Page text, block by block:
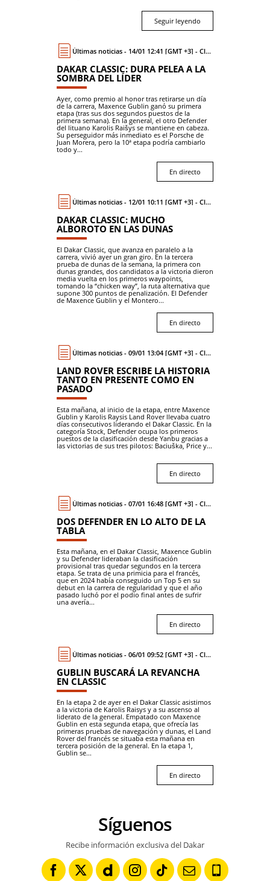
Seguir leyendo
Últimas noticias - 14/01 12:41 [GMT +3] - Classic
DAKAR CLASSIC: DURA PELEA A LA
SOMBRA DEL LÍDER
Ayer, como premio al honor tras retirarse un día
de la carrera, Maxence Gublin ganó su primera
etapa (tras sus dos segundos puestos de la
primera semana). En la general, el otro Defender
del lituano Karolis Raišys se mantiene en cabeza.
Su perseguidor más inmediato es el Porsche de
Juan Morera, pero la 10ª etapa podría cambiarlo
todo y...
En directo
Últimas noticias - 12/01 10:11 [GMT +3] - Classic
DAKAR CLASSIC: MUCHO
ALBOROTO EN LAS DUNAS
El Dakar Classic, que avanza en paralelo a la
carrera, vivió ayer un gran giro. En la tercera
prueba de dunas de la semana, la primera con
dunas grandes, dos candidatos a la victoria dieron
media vuelta en los primeros waypoints,
tomando la “chicken way”, la ruta alternativa que
supone 300 puntos de penalización. El Defender
de Maxence Gublin y el Montero...
En directo
Últimas noticias - 09/01 13:04 [GMT +3] - Classic
LAND ROVER ESCRIBE LA HISTORIA
TANTO EN PRESENTE COMO EN
PASADO
Esta mañana, al inicio de la etapa, entre Maxence
Gublin y Karolis Raysis Land Rover llevaba cuatro
días consecutivos liderando el Dakar Classic. En la
categoría Stock, Defender ocupa los primeros
puestos de la clasificación desde Yanbu gracias a
las victorias de sus tres pilotos: Baciuška, Price y...
En directo
Últimas noticias - 07/01 16:48 [GMT +3] - Classic
DOS DEFENDER EN LO ALTO DE LA
TABLA
Esta mañana, en el Dakar Classic, Maxence Gublin
y su Defender lideraban la clasificación
provisional tras quedar segundos en la tercera
etapa. Se trata de una primicia para el francés,
que en 2024 había conseguido un Top 5 en su
debut en la carrera de regularidad y que el año
pasado luchó por el podio final antes de sufrir
una avería...
En directo
Últimas noticias - 06/01 09:52 [GMT +3] - Classic
GUBLIN BUSCARÁ LA REVANCHA
EN CLASSIC
En la etapa 2 de ayer en el Dakar Classic asistimos
a la victoria de Karolis Raisys y a su ascenso al
liderato de la general. Empatado con Maxence
Gublin en esta segunda etapa, que ofrecía las
primeras pruebas de navegación y dunas, el Land
Rover del francés se situaba esta mañana en
tercera posición de la general. En la etapa 1,
Gublin se...
En directo
Síguenos
Recibe información exclusiva del Dakar